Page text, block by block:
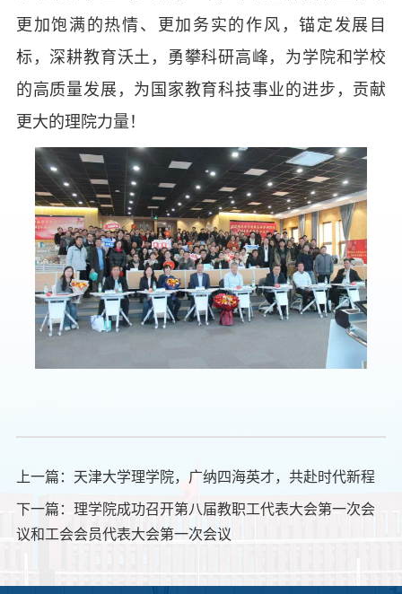
更加饱满的热情、更加务实的作风，锚定发展目
标，深耕教育沃土，勇攀科研高峰，为学院和学校
的高质量发展，为国家教育科技事业的进步，贡献
更大的理院力量！
上一篇： 天津大学理学院，广纳四海英才，共赴时代新程
下一篇： 理学院成功召开第八届教职工代表大会第一次会
议和工会会员代表大会第一次会议